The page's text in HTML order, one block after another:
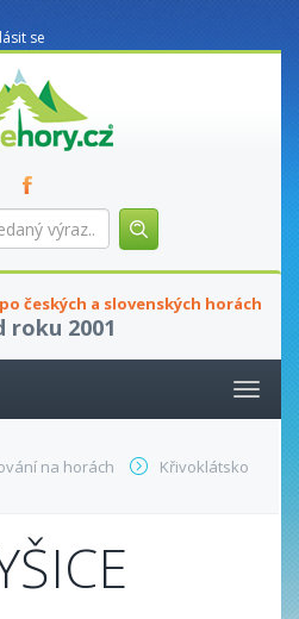
se
Zadejte
hledaný
českých a slovenských horách
roku 2001
na horách
Křivoklátsko